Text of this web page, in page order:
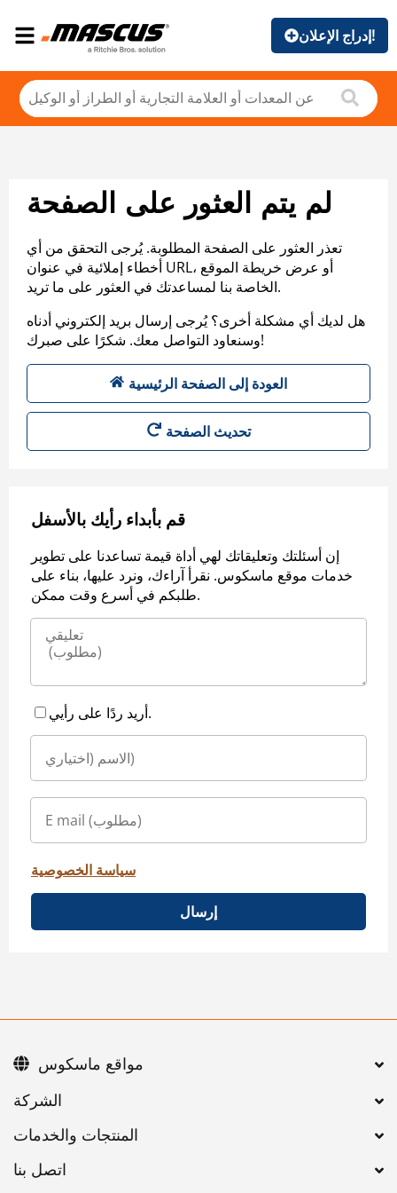
إدراج الإعلان!
لم يتم العثور على الصفحة
تعذر العثور على الصفحة المطلوبة. يُرجى التحقق من أي
أخطاء إملائية في عنوان URL، أو عرض خريطة الموقع
الخاصة بنا لمساعدتك في العثور على ما تريد.
هل لديك أي مشكلة أخرى؟ يُرجى إرسال بريد إلكتروني أدناه
وسنعاود التواصل معك. شكرًا على صبرك!
العودة إلى الصفحة الرئيسية
تحديث الصفحة
قم بأبداء رأيك بالأسفل
إن أسئلتك وتعليقاتك لهي أداة قيمة تساعدنا على تطوير
خدمات موقع ماسكوس. نقرأ آراءك، ونرد عليها، بناء على
طلبكم في أسرع وقت ممكن.
أريد ردًا على رأيي.
سياسة الخصوصية
إرسال
اتصل بنا
مواقع ماسكوس